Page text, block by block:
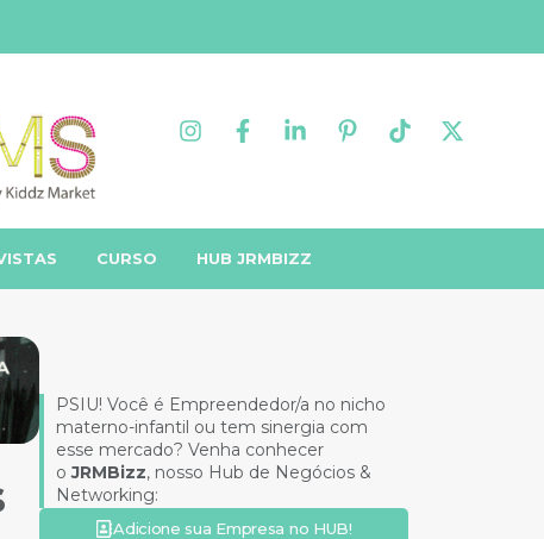
CURSO HUB JRMBIZZ
PSIU! Você é Empreendedor/a no nicho
materno-infantil ou tem sinergia com
esse mercado? Venha conhecer
oJRMBizz, nosso Hub de Negócios &
Networking:
Adicione sua Empresa no HUB!